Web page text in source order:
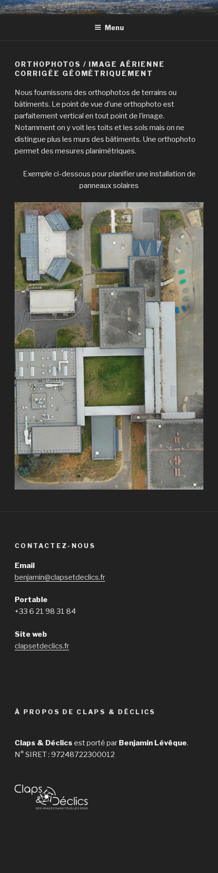
Skip
to
CLAPS & DÉCLICS
Des images dans tous les sens !
Menu
ORTHOPHOTOS / IMAGE AÉRIENNE
CORRIGÉE GÉOMÉTRIQUEMENT
Nous fournissons des orthophotos de terrains ou
bâtiments. Le point de vue d’une orthophoto est
parfaitement vertical en tout point de l’image.
Notamment on y voit les toits et les sols mais on ne
distingue plus les murs des bâtiments. Une orthophoto
permet des mesures planimétriques.
Exemple ci-dessous pour planifier une installation de
panneaux solaires
CONTACTEZ-NOUS
Email
benjamin@clapsetdeclics.fr
Portable
+33 6 21 98 31 84
Site web
clapsetdeclics.fr
À PROPOS DE CLAPS & DÉCLICS
Claps & Déclics est porté par Benjamin Lévêque.
N° SIRET : 97248722300012